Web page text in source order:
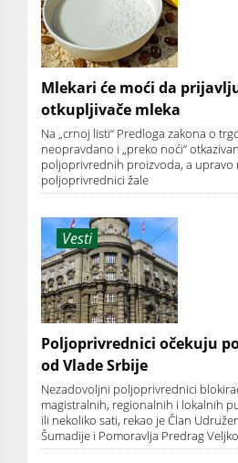
Mlekari će moći da
otkupljivače mleka
Na „crnoj listi“ Predloga zakona o
neopravdano i „preko noći“
poljoprivrednih proizvoda, a upravo
poljoprivrednici žale
Vesti
Poljoprivrednici očekuju
od Vlade Srbije
Nezadovoljni poljoprivrednici
magistralnih, regionalnih i lokalnih
ili nekoliko sati, rekao je Član
Šumadije i Pomoravlja Predrag